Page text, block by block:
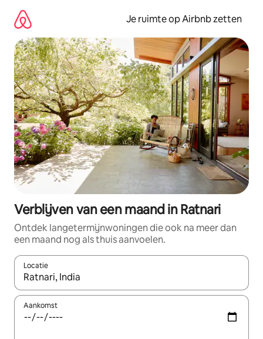
direct
naar
inhoud
Je ruimte op Airbnb zetten
Verblijven van een maand in Ratnari
Ontdek langetermijnwoningen die ook na meer dan
een maand nog als thuis aanvoelen.
Locatie
Wanneer er suggesties beschikbaar zijn, maak je een keuze
Aankomst